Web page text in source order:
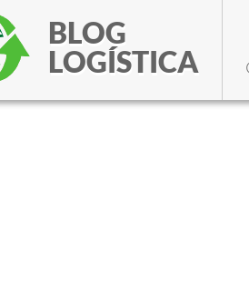
BLOG
LOGÍSTICA